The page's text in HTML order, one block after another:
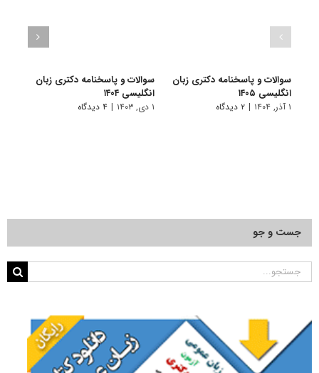
سوالات و پاسخنامه دکتری زبان
انگلیسی ۱۴۰۵
۱ آذر, ۱۴۰۴ | ۲ دیدگاه
سوالات و پاسخنامه دکتری زبان
انگلیسی ۱۴۰۴
۱ دی, ۱۴۰۳ | ۴ دیدگاه
جست و جو
جستجو